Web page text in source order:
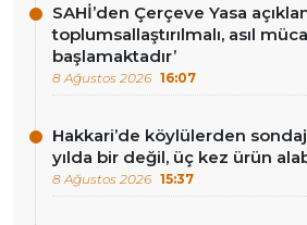
SAHİ’den Çerçeve Yasa
toplumsallaştırılmalı, asıl
başlamaktadır’
8 Ağustos 2026 16:07
Hakkari’de köylülerden sondaj
yılda bir değil, üç kez ürün
8 Ağustos 2026 15:37